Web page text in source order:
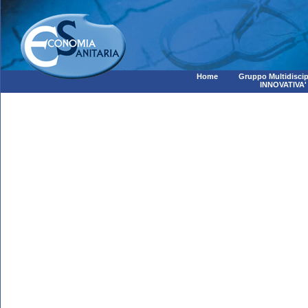
Home
Gruppo
INNOVATIVA'